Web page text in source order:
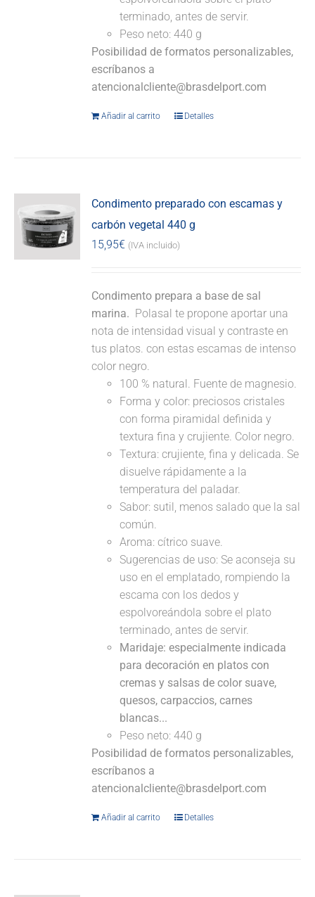
terminado, antes de servir.
Peso neto: 440 g
Posibilidad de formatos personalizables,
escríbanos a
atencionalcliente@brasdelport.com
Añadir al carrito Detalles
Condimento preparado con escamas y
carbón vegetal 440 g
15,95€ (IVA incluido)
Condimento prepara a base de sal
marina. Polasal te propone aportar una
nota de intensidad visual y contraste en
tus platos. con estas escamas de intenso
color negro.
100 % natural. Fuente de magnesio.
Forma y color: preciosos cristales
con forma piramidal definida y
textura fina y crujiente. Color negro.
Textura: crujiente, fina y delicada. Se
disuelve rápidamente a la
temperatura del paladar.
Sabor: sutil, menos salado que la sal
común.
Aroma: cítrico suave.
Sugerencias de uso: Se aconseja su
uso en el emplatado, rompiendo la
escama con los dedos y
espolvoreándola sobre el plato
terminado, antes de servir.
Maridaje: especialmente indicada
para decoración en platos con
cremas y salsas de color suave,
quesos, carpaccios, carnes
blancas...
Peso neto: 440 g
Posibilidad de formatos personalizables,
escríbanos a
atencionalcliente@brasdelport.com
Añadir al carrito Detalles